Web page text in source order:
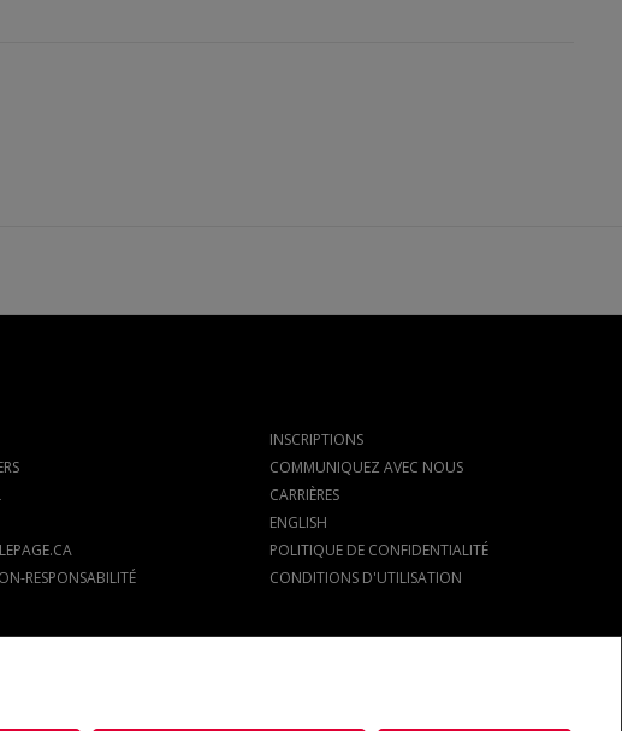
INSCRIPTIONS
COMMUNIQUEZ AVEC NOUS
CARRIÈRES
ENGLISH
POLITIQUE DE CONFIDENTIALITÉ
RESPONSABILITÉ
CONDITIONS D'UTILISATION
sont des marques déposées de REALTOR® Canada Inc., une compagnie dont la